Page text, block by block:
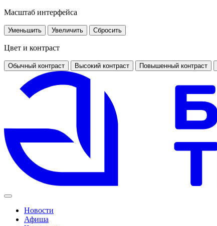
Масштаб интерфейса
Уменьшить Увеличить Сбросить
Цвет и контраст
Обычный контраст Высокий контраст Повышенный контраст
Новости
Афиша